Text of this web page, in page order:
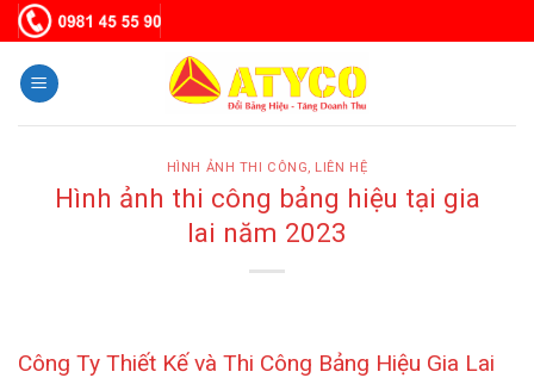
Bỏ
qua
nội
dung
HÌNH ẢNH THI CÔNG, LIÊN HỆ
Hình ảnh thi công bảng hiệu tại gia
lai năm 2023
Công Ty Thiết Kế và Thi Công Bảng Hiệu Gia Lai